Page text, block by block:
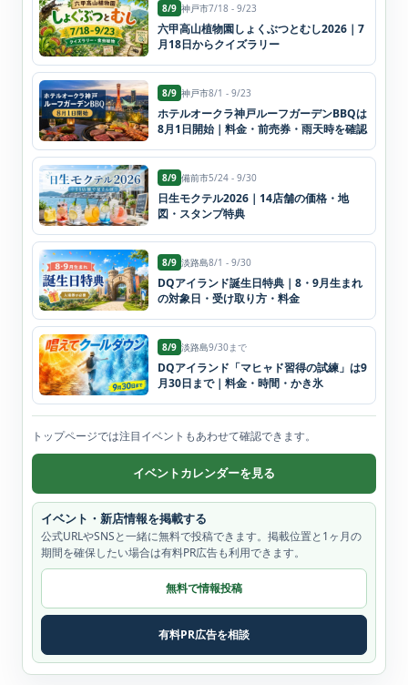
8/9 神戸市7/18 - 9/23
六甲高山植物園しょくぶつとむし2026｜7
月18日からクイズラリー
8/9 神戸市8/1 - 9/23
ホテルオークラ神戸ルーフガーデンBBQは
8月1日開始｜料金・前売券・雨天時を確認
8/9 備前市5/24 - 9/30
日生モクテル2026｜14店舗の価格・地
図・スタンプ特典
8/9 淡路島8/1 - 9/30
DQアイランド誕生日特典｜8・9月生まれ
の対象日・受け取り方・料金
8/9 淡路島9/30まで
DQアイランド「マヒャド習得の試練」は9
月30日まで｜料金・時間・かき氷
トップページでは注目イベントもあわせて確認できます。
イベントカレンダーを見る
イベント・新店情報を掲載する
公式URLやSNSと一緒に無料で投稿できます。掲載位置と1ヶ月の
期間を確保したい場合は有料PR広告も利用できます。
無料で情報投稿
有料PR広告を相談